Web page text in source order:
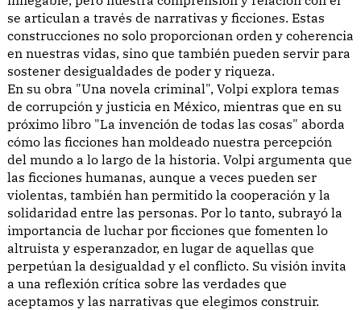
se articulan a través de narrativas y ficciones. Estas
construcciones no solo proporcionan orden y coherencia
en nuestras vidas, sino que también pueden servir para
sostener desigualdades de poder y riqueza.
En su obra "Una novela criminal", Volpi explora temas
de corrupción y justicia en México, mientras que en su
próximo libro "La invención de todas las cosas" aborda
cómo las ficciones han moldeado nuestra percepción
del mundo a lo largo de la historia. Volpi argumenta que
las ficciones humanas, aunque a veces pueden ser
violentas, también han permitido la cooperación y la
solidaridad entre las personas. Por lo tanto, subrayó la
importancia de luchar por ficciones que fomenten lo
altruista y esperanzador, en lugar de aquellas que
perpetúan la desigualdad y el conflicto. Su visión invita
a una reflexión crítica sobre las verdades que
aceptamos y las narrativas que elegimos construir.